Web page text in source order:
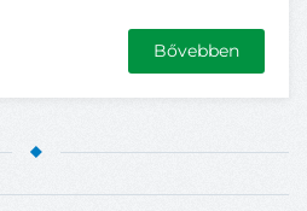
Bővebben